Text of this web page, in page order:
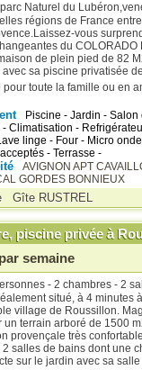
Naturel du
régions de France
vous
du COLORADO
de plein pied de 82
avec sa piscine privatisée
pour toute la famille ou en
Piscine - Jardin -
Climatisation -
linge - Four - Micro
- Terrasse -
AVIGNON APT
GORDES BONNIEUX
Gîte RUSTREL
piscine privée à
semaine
- 2 chambres - 2
situé, à 4 minutes
village de Roussillon.
un terrain arboré de 1500
provençale très
2 salles de bains dont une
sur le jardin avec sa